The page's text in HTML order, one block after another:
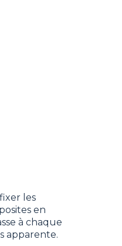
les
en
à chaque
apparente.